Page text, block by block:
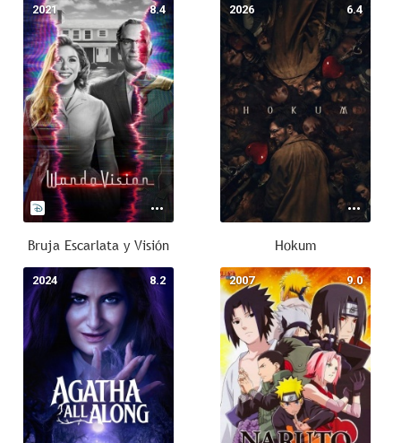
8.4
2021
Bruja Escarlata y Visión
6.4
2026
Hokum
8.2
2024 9.0
2007